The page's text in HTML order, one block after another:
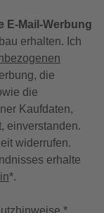
E-Mail-Werbung
erhalten. Ich
die
die
Kaufdaten,
einverstanden.
widerrufen.
erhalte
*.